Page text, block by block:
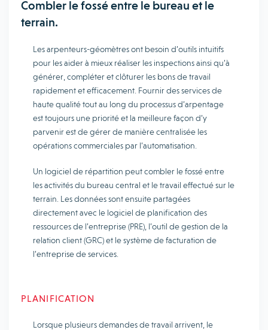
Combler le fossé entre le bureau et le
terrain.
Les arpenteurs-géomètres ont besoin d’outils intuitifs
pour les aider à mieux réaliser les inspections ainsi qu’à
générer, compléter et clôturer les bons de travail
rapidement et efficacement. Fournir des services de
haute qualité tout au long du processus d’arpentage
est toujours une priorité et la meilleure façon d’y
parvenir est de gérer de manière centralisée les
opérations commerciales par l’automatisation.
Un logiciel de répartition peut combler le fossé entre
les activités du bureau central et le travail effectué sur le
terrain. Les données sont ensuite partagées
directement avec le logiciel de planification des
ressources de l’entreprise (PRE), l’outil de gestion de la
relation client (GRC) et le système de facturation de
l’entreprise de services.
PLANIFICATION
Lorsque plusieurs demandes de travail arrivent, le